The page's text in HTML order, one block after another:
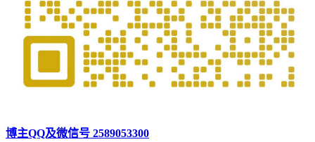
博主QQ及微信号 2589053300